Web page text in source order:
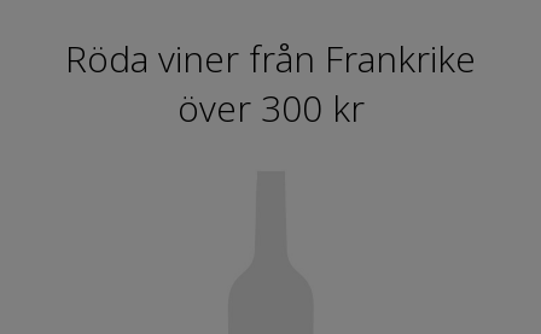
Röda viner från Frankrike
över 300 kr